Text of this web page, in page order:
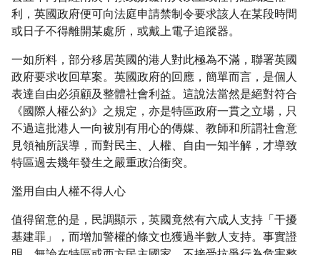
利，英國政府便可向法庭申請禁制令要求該人在某段時間
或日子不得離開某處所，或戴上電子追蹤器。
一如所料，部分移居英國的港人對此極為不滿，聯署英國
政府要求收回草案。英國政府的回應，簡單而言，是個人
表達自由必須顧及整體社會利益。這說法當然是絕對符合
《國際人權公約》之規定，亦是特區政府一貫之立場，只
不過這批港人一向被別有用心的傳媒、教師和所謂社會意
見領袖所誤導，而對民主、人權、自由一知半解，才導致
特區過去幾年發生之嚴重政治衝突。
濫用自由人權不得人心
值得留意的是，民調顯示，英國竟然有六成人支持「干擾
基建罪」，而增加警權的條文也獲過半數人支持。事實證